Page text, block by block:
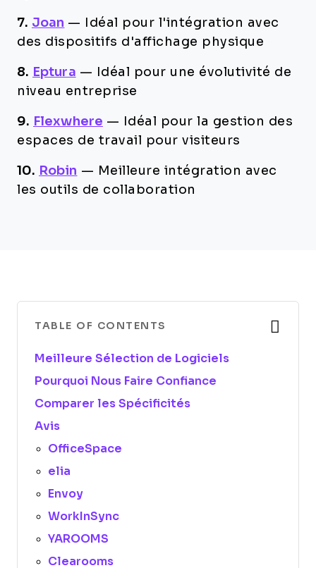
7. Joan —
Idéal pour l'intégration avec
des dispositifs d'affichage physique
8. Eptura —
Idéal pour une évolutivité de
niveau entreprise
9. Flexwhere —
Idéal pour la gestion des
espaces de travail pour visiteurs
10. Robin — Meilleure intégration avec
les outils de collaboration
TABLE OF CONTENTS
Meilleure Sélection de Logiciels
Pourquoi Nous Faire Confiance
Comparer les Spécificités
Avis
OfficeSpace
elia
Envoy
WorkInSync
YAROOMS
Clearooms